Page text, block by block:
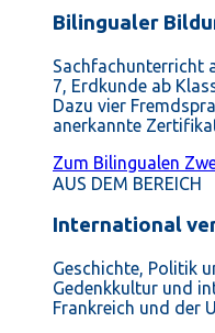
Bilingualer
Sachfachunterricht
7, Erdkunde ab
Dazu vier
anerkannte
Zum Bilingualen
AUS DEM BEREICH
International
Geschichte, Politik
Gedenkkultur und
Frankreich und der